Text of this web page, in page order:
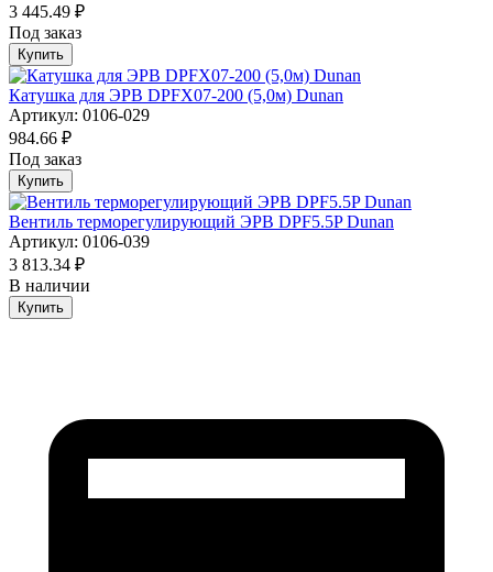
3 445.49 ₽
Под заказ
Купить
Катушка для ЭРВ DPFX07-200 (5,0м) Dunan
Артикул: 0106-029
984.66 ₽
Под заказ
Купить
Вентиль терморегулирующий ЭРВ DPF5.5P Dunan
Артикул: 0106-039
3 813.34 ₽
В наличии
Купить